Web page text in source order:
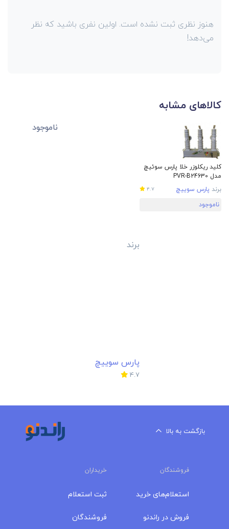
هنوز نظری ثبت نشده است. اولین نفری باشید که نظر
می‌دهد!
کالاهای مشابه
کلید ریکلوزر خلا پارس سوئیچ
مدل PVR-B24630
برند پارس سوییچ 4.7
ناموجود
برند
پارس سوییچ
4.7
ناموجود
بازگشت به بالا
فروشندگان خریداران
استعلام‌های خرید
فروش در راندنو
ثبت استعلام
فروشندگان